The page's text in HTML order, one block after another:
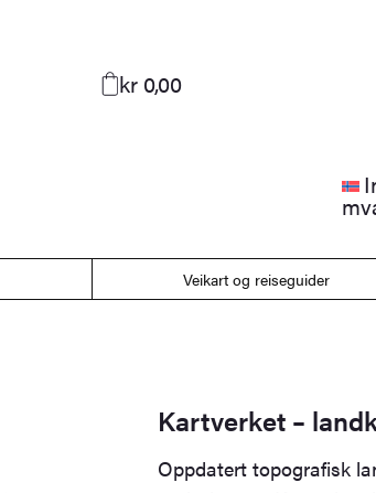
kr 0,00
Veikart og reiseguider
Kartverket –
Oppdatert topografisk